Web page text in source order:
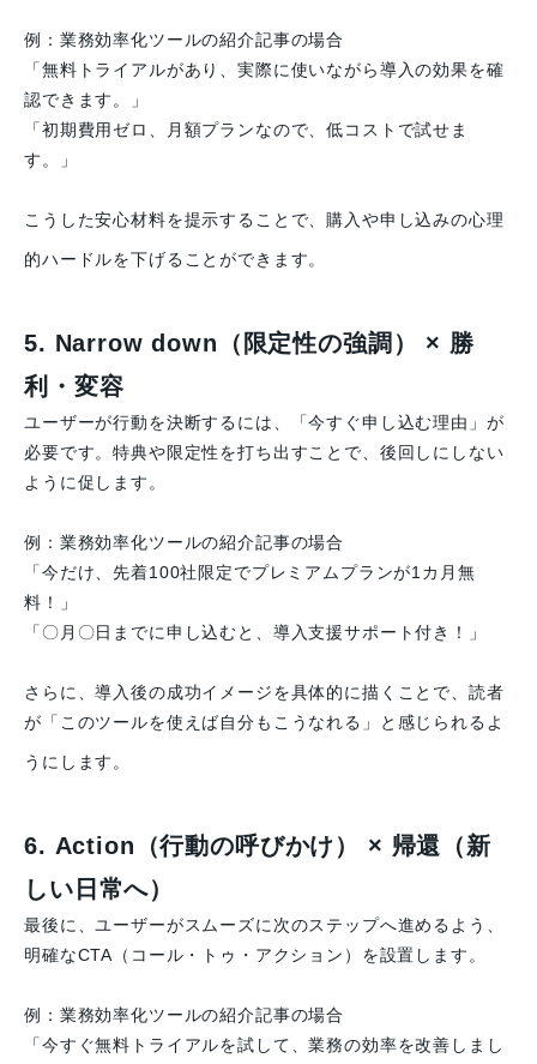
例：業務効率化ツールの紹介記事の場合
「無料トライアルがあり、実際に使いながら導入の効果を確
認できます。」
「初期費用ゼロ、月額プランなので、低コストで試せま
す。」
こうした安心材料を提示することで、購入や申し込みの心理
的ハードルを下げることができます。
5. Narrow down（限定性の強調） × 勝
利・変容
ユーザーが行動を決断するには、「今すぐ申し込む理由」が
必要です。特典や限定性を打ち出すことで、後回しにしない
ように促します。
例：業務効率化ツールの紹介記事の場合
「今だけ、先着100社限定でプレミアムプランが1カ月無
料！」
「〇月〇日までに申し込むと、導入支援サポート付き！」
さらに、導入後の成功イメージを具体的に描くことで、読者
が「このツールを使えば自分もこうなれる」と感じられるよ
うにします。
6. Action（行動の呼びかけ） × 帰還（新
しい日常へ）
最後に、ユーザーがスムーズに次のステップへ進めるよう、
明確なCTA（コール・トゥ・アクション）を設置します。
例：業務効率化ツールの紹介記事の場合
「今すぐ無料トライアルを試して、業務の効率を改善しまし